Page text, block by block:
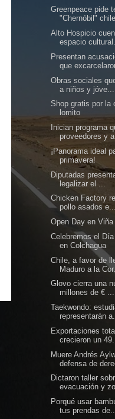
Greenpeace pide
"Chernóbil"
Alto Hospicio
espacio
Presentan
que
Obras sociales
a niños y jóve...
Shop gratis por la
lomito
Inician programa
proveedores y
¡Panorama ideal
primavera!
Diputadas
legalizar el ...
Chicken Factory
pollo asados e...
Open Day en
Celebremos el
en Colchagua
Chile, a favor de
Maduro a la
Glovo cierra una
millones de € ...
Taekwondo:
representarán
Exportaciones
crecieron un 49...
Muere Andrés
defensa de
Dictaron taller
evacuación y
Porqué usar
tus prendas